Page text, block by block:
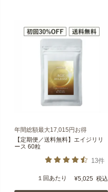
年間総額最大17,015円お得
【定期便／送料無料】エイジリリ
ース 60粒
13件
１回あたり ¥5,025 税込